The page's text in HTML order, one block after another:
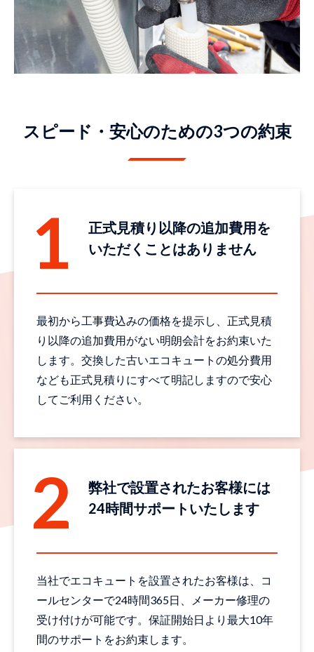
スピード・安心のための3つの約束
正式見積り以降の追加費用を
いただくことはありません
最初から工事費込みの価格を提示し、正式見積
り以降の追加費用がない明朗会計をお約束いた
します。交換した古いエコキュートの処分費用
なども正式見積りにすべて明記しますので安心
してご利用ください。
弊社で設置されたお客様には
24時間サポートいたします
当社でエコキュートを設置されたお客様は、コ
ールセンターで24時間365日、メーカー修理の
受け付けが可能です。保証開始日より最大10年
間のサポートをお約束します。